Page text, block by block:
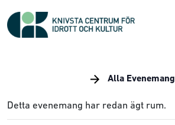
Alla Evenemang
Detta evenemang har redan ägt rum.